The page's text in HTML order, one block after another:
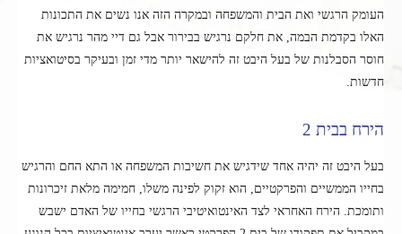
העומק הרגשי ואת הבית והמשפחה ובמקרה הזה אנו נשים את התכונות
האלו בקדמת הבמה, את חלקם נרגיש בבירור אבל גם דיי מהר נרגיש את
חוסר הסבלנות של בעל היבט זה להישאר יותר מדי זמן ובעיקר בסיטואציות
חדשות.
הירח בבית 2
בעל היבט זה יהיה אחד שידגיש את חשיבות המשפחה או התא החם והרגיש
בחייו הממשיים והפרקטיים, הוא זקוק לפינה משלו, חמימה מלאת זיכרונות
ותומכת. הירח האחראי לצד האינטואיטיבי הרגשי בחייו של האדם ישבש